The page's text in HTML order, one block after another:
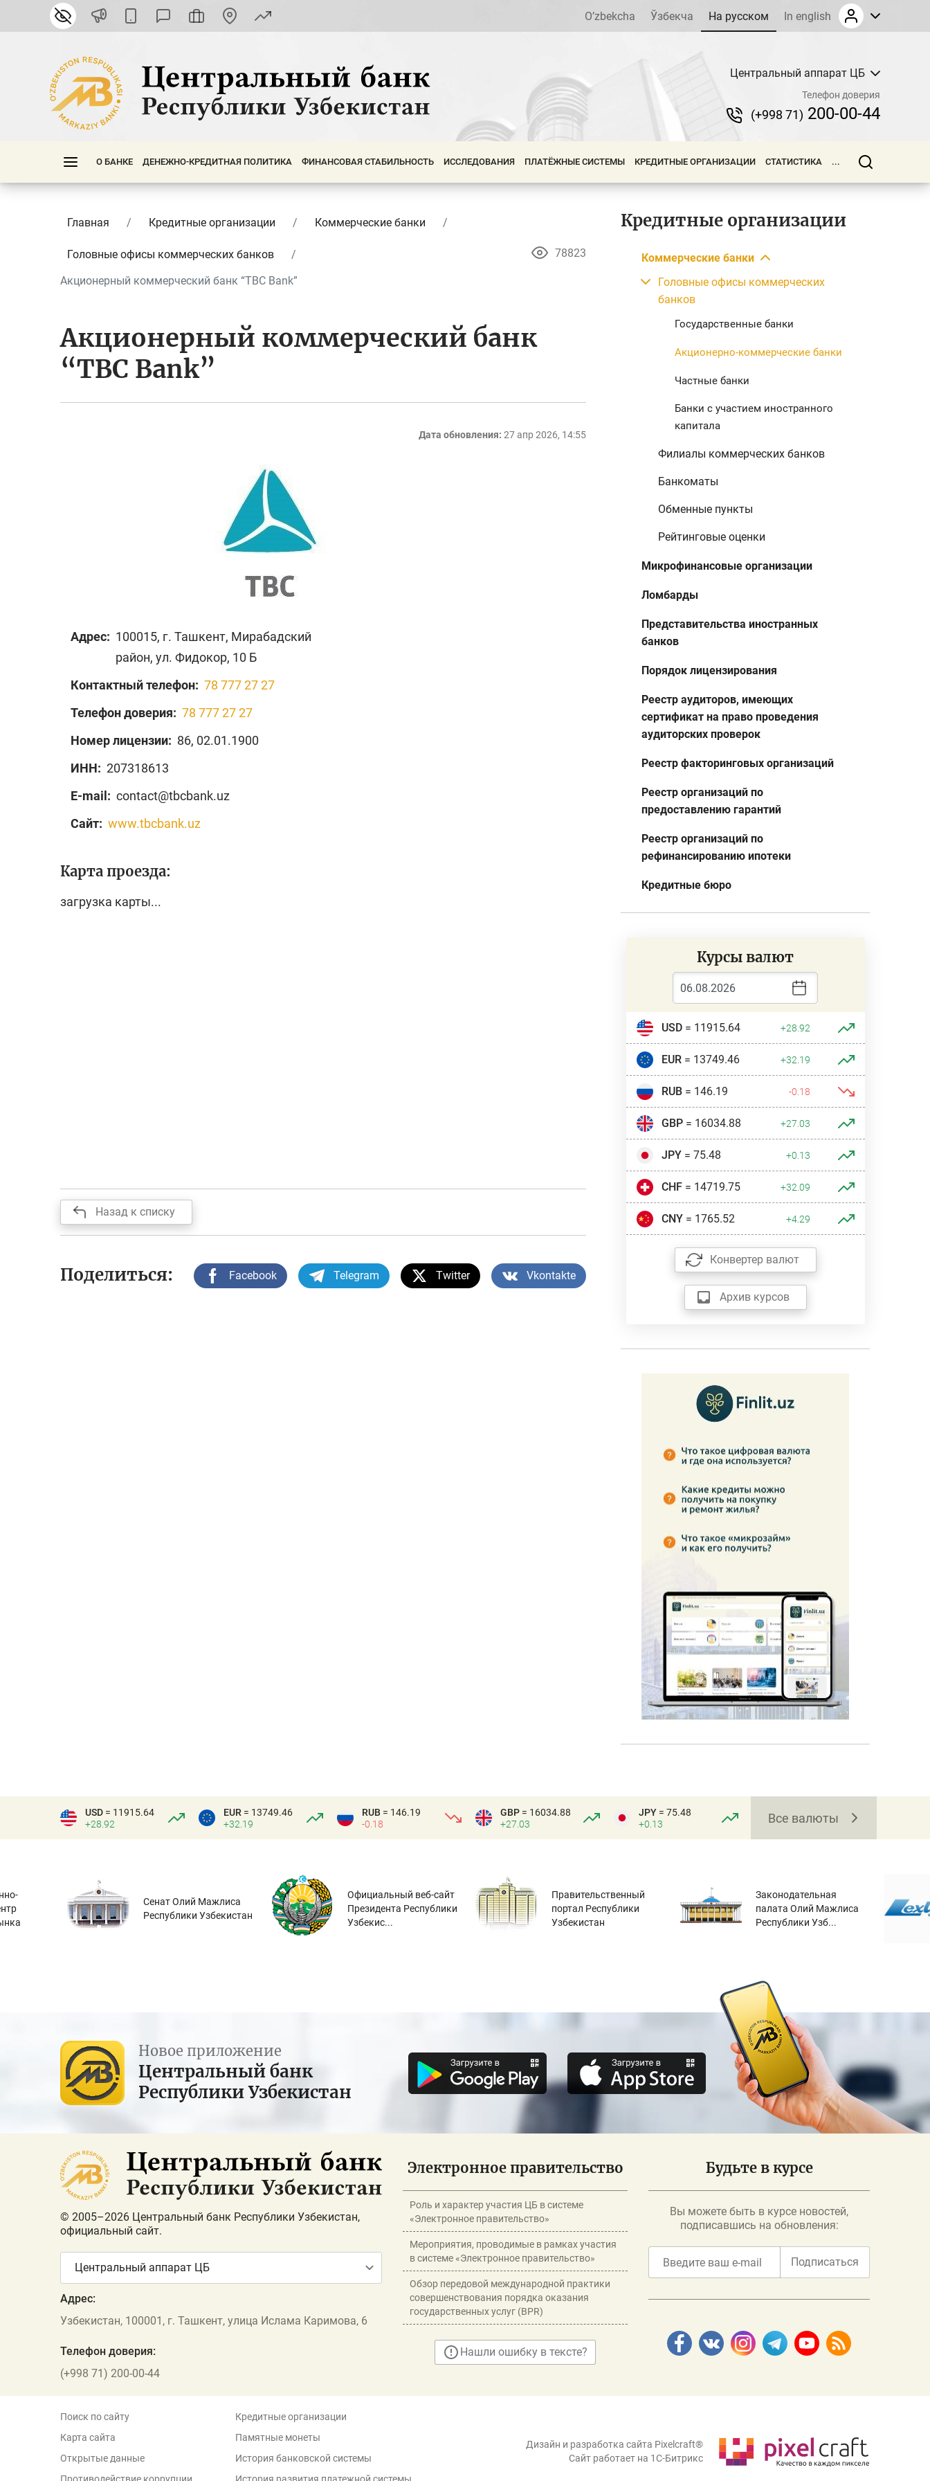
O’zbekcha Ўзбекча На русском In english
Центральный аппарат ЦБ
Телефон доверия
(+998 71) 200-00-44
О БАНКЕ ДЕНЕЖНО-КРЕДИТНАЯ ПОЛИТИКА ФИНАНСОВАЯ СТАБИЛЬНОСТЬ ИССЛЕДОВАНИЯ ПЛАТЁЖНЫЕ СИСТЕМЫ КРЕДИТНЫЕ ОРГАНИЗАЦИИ СТАТИСТИКА ...
Главная Кредитные организации Коммерческие банки
Головные офисы коммерческих банков
Акционерный коммерческий банк “TBC Bank”
78823
Акционерный коммерческий банк
“TBC Bank”
Дата обновления: 27 апр 2026, 14:55
Адрес: 100015, г. Ташкент, Мирабадский
район, ул. Фидокор, 10 Б
Контактный телефон: 78 777 27 27
Телефон доверия: 78 777 27 27
Номер лицензии: 86, 02.01.1900
ИНН: 207318613
E-mail: contact@tbcbank.uz
Сайт: www.tbcbank.uz
Карта проезда:
загрузка карты...
Назад к списку
Поделиться: Facebook Telegram Twitter Vkontakte
Кредитные организации
Коммерческие банки
Головные офисы коммерческих
банков
Государственные банки
Акционерно-коммерческие банки
Частные банки
Банки с участием иностранного
капитала
Филиалы коммерческих банков
Банкоматы
Обменные пункты
Рейтинговые оценки
Микрофинансовые организации
Ломбарды
Представительства иностранных
банков
Порядок лицензирования
Реестр аудиторов, имеющих
сертификат на право проведения
аудиторских проверок
Реестр факторинговых организаций
Реестр организаций по
предоставлению гарантий
Реестр организаций по
рефинансированию ипотеки
Кредитные бюро
Курсы валют
USD= 11915.64 +28.92
EUR= 13749.46 +32.19
RUB= 146.19 -0.18
GBP= 16034.88 +27.03
JPY= 75.48 +0.13
CHF= 14719.75 +32.09
CNY= 1765.52 +4.29
Конвертер валют
Архив курсов
USD = 11915.64
+28.92
EUR = 13749.46
+32.19
RUB = 146.19
-0.18
GBP = 16034.88
+27.03
JPY = 75.48
+0.13
Все валюты
Сенат Олий Мажлиса
Республики Узбекистан
Официальный веб-сайт
Президента Республики
Узбекис...
Правительственный
портал Республики
Узбекистан
Законодательная
палата Олий Мажлиса
Республики Узб...
Новое приложение
Центральный банк
Республики Узбекистан
© 2005–2026 Центральный банк Республики Узбекистан,
официальный сайт.
Центральный аппарат ЦБ
Адрес:
Узбекистан, 100001, г. Ташкент, улица Ислама Каримова, 6
Телефон доверия:
(+998 71) 200-00-44
Электронное правительство
Роль и характер участия ЦБ в системе
«Электронное правительство»
Мероприятия, проводимые в рамках участия
в системе «Электронное правительство»
Обзор передовой международной практики
совершенствования порядка оказания
государственных услуг (BPR)
Нашли ошибку в тексте?
Будьте в курсе
Вы можете быть в курсе новостей,
подписавшись на обновления:
Подписаться
Поиск по сайту
Карта сайта
Открытые данные
Кредитные организации
Памятные монеты
История банковской системы
Дизайн и разработка сайта Pixelcraft®
Сайт работает на 1C-Битрикс